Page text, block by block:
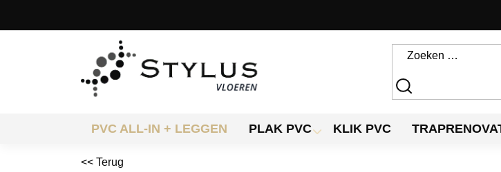
PVC ALL-IN + LEGGEN PLAK PVC KLIK PVC
<< Terug